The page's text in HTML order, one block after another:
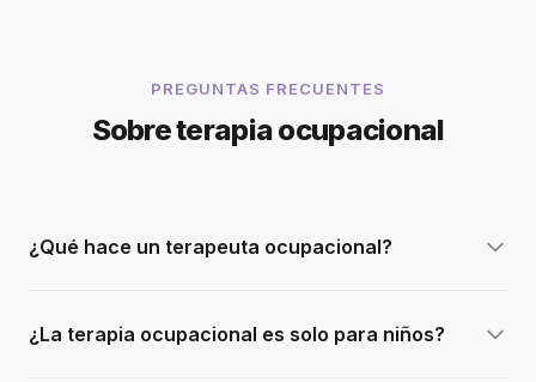
PREGUNTAS FRECUENTES
Sobre terapia ocupacional
¿Qué hace un terapeuta ocupacional?
¿La terapia ocupacional es solo para niños?